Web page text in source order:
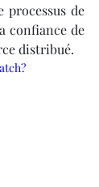
de
confiance de
distribué.